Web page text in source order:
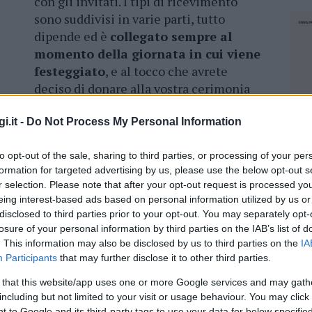
- Do Not Process My Personal Information
opt-out of the sale, sharing to third parties, or processing of your
for targeted advertising by us, please use the below opt-out
selection. Please note that after your opt-out request is processed
interest-based ads based on personal information utilized by us
to third parties prior to your opt-out. You may separately
of your personal information by third parties on the IAB’s list of
This information may also be disclosed by us to third parties on the
Participants that may further disclose it to other third parties.
that this website/app uses one or more Google services and may
but not limited to your visit or usage behaviour. You may
sono suddivisi in varie parti, tutto
dipende ed è collegato sempre al
momento della giornata in cui viene
festeggiato, e al tocco che avrete
deciso di donare alla vostra cerimonia
pranzo o la cena al tavolo. Questo significa
e un tavolo assegnato, con il nome
Le portate e le bevande, verranno
nessuno degli ospiti dovrà
e servirsi da solo. è una soluzione consona
hanno problemi di mobilità o molto
sala, naturalmente potrete deciderlo
ristorante in cui avrete deciso di
dei tavoli è bene da parte vostra portare